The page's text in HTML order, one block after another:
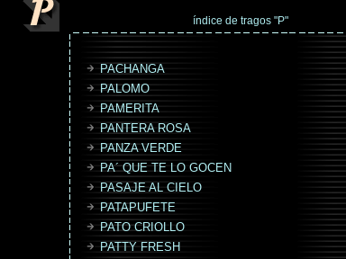
índice de tragos "P"
PACHANGA
PALOMO
PAMERITA
PANTERA ROSA
PANZA VERDE
PA´ QUE TE LO GOCEN
PASAJE AL CIELO
PATAPUFETE
PATO CRIOLLO
PATTY FRESH